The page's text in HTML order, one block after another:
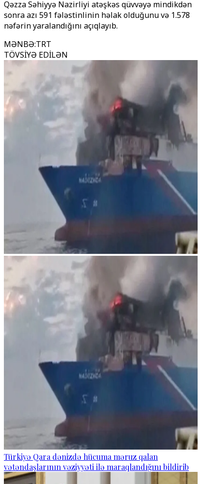
Qəzza Səhiyyə Nazirliyi atəşkəs qüvvəyə mindikdən
sonra azı 591 fələstinlinin həlak olduğunu və 1.578
nəfərin yaralandığını açıqlayıb.
MƏNBƏ:TRT
TÖVSİYƏ EDİLƏN
Türkiyə Qara dənizdə hücuma məruz qalan
vətəndaşlarının vəziyyəti ilə maraqlandığını bildirib